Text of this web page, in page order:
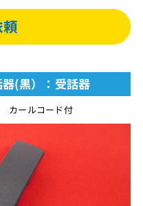
器(黒）：受話器
カールコード付